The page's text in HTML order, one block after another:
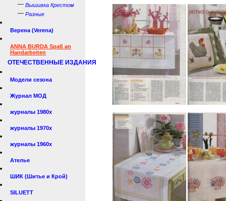
— Вышивка Крестом
— Разные
Верена (Verena)
ANNA BURDA Spaß an
Handarbeiten
ОТЕЧЕСТВЕННЫЕ ИЗДАНИЯ
Модели сезона
Журнал МОД
журналы 1980х
журналы 1970х
журналы 1960х
Ателье
ШИК (Шитье и Крой)
SILUETT